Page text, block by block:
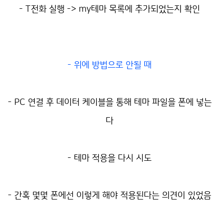
- T전화 실행 -> my테마 목록에 추가되었는지 확인
- 위에 방법으로 안될 때
- PC 연결 후 데이터 케이블을 통해 테마 파일을 폰에 넣는
다
- 테마 적용을 다시 시도
- 간혹 몇몇 폰에선 이렇게 해야 적용된다는 의견이 있었음